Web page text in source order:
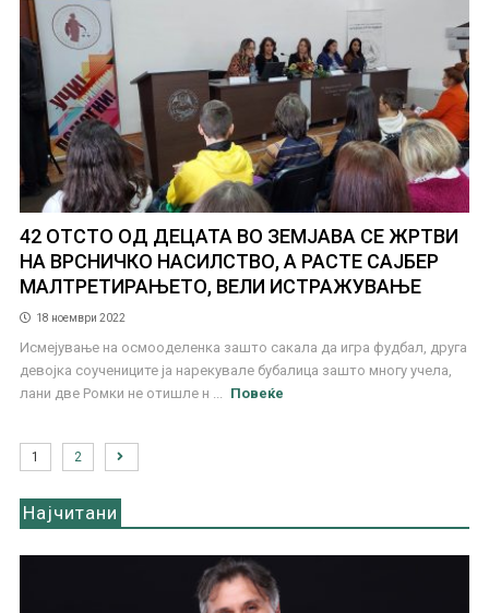
42 ОТСТО ОД ДЕЦАТА ВО ЗЕМЈАВА СЕ ЖРТВИ
НА ВРСНИЧКО НАСИЛСТВО, А РАСТЕ САЈБЕР
МАЛТРЕТИРАЊЕТО, ВЕЛИ ИСТРАЖУВАЊЕ
18 ноември 2022
Исмејување на осмооделенка зашто сакала да игра фудбал, друга
девојка соучениците ја нарекувале бубалица зашто многу учела,
лани две Ромки не отишле н ...
Повеќе
1 2
Најчитани